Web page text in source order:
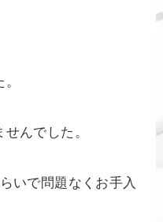
んでした。
いで問題なくお手入